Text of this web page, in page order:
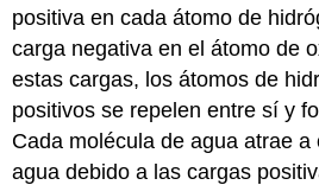
positiva en cada átomo de
carga negativa en el átomo de
estas cargas, los átomos de
positivos se repelen entre sí y
Cada molécula de agua atrae
agua debido a las cargas